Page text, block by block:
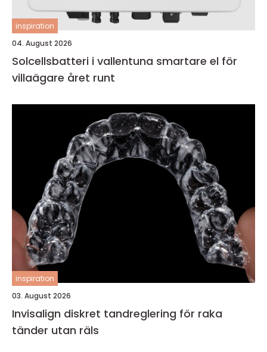
inspiration
04. August 2026
Solcellsbatteri i vallentuna smartare el för
villaägare året runt
inspiration
03. August 2026
Invisalign diskret tandreglering för raka
tänder utan räls